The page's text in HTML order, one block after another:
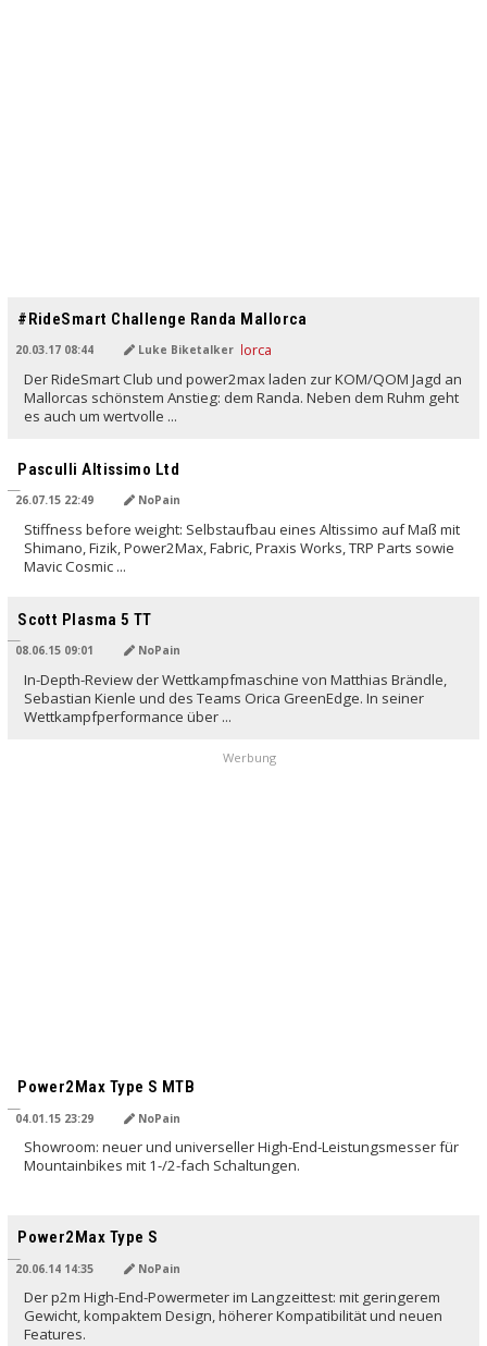
#RideSmart Challenge Randa Mallorca
20.03.17 08:44 Luke Biketalker
Der RideSmart Club und power2max laden zur KOM/QOM Jagd an
Mallorcas schönstem Anstieg: dem Randa. Neben dem Ruhm geht
es auch um wertvolle ...
Pasculli Altissimo Ltd
26.07.15 22:49 NoPain
Stiffness before weight: Selbstaufbau eines Altissimo auf Maß mit
Shimano, Fizik, Power2Max, Fabric, Praxis Works, TRP Parts sowie
Mavic Cosmic ...
Scott Plasma 5 TT
08.06.15 09:01 NoPain
In-Depth-Review der Wettkampfmaschine von Matthias Brändle,
Sebastian Kienle und des Teams Orica GreenEdge. In seiner
Wettkampfperformance über ...
Werbung
Power2Max Type S MTB
04.01.15 23:29 NoPain
Showroom: neuer und universeller High-End-Leistungsmesser für
Mountainbikes mit 1-/2-fach Schaltungen.
Power2Max Type S
20.06.14 14:35 NoPain
Der p2m High-End-Powermeter im Langzeittest: mit geringerem
Gewicht, kompaktem Design, höherer Kompatibilität und neuen
Features.